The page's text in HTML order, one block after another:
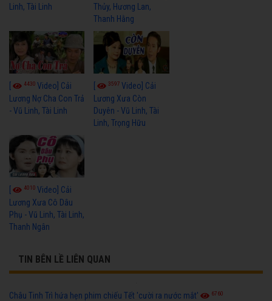
Linh, Tài Linh
Thủy, Hương Lan,
Thanh Hằng
4430 Video] Cải
Lương Nợ Cha Con Trả
- Vũ Linh, Tài Linh
3597Video] Cải
Lương Xưa Còn
Duyên - Vũ Linh, Tài
Linh, Trọng Hữu
[ 4010 Video] Cải
Lương Xưa Cô Dâu
Phụ - Vũ Linh, Tài Linh,
Thanh Ngân
TIN BÊN LỀ LIÊN QUAN
Châu Tinh Trì hứa hẹn phim chiếu Tết 'cười ra nước mắt' 6760